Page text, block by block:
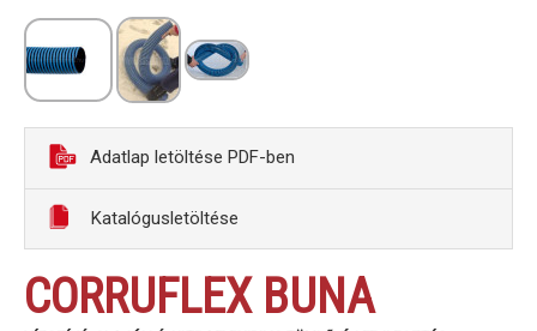
Adatlap letöltése PDF-ben
Katalógusletöltése
CORRUFLEX BUNA